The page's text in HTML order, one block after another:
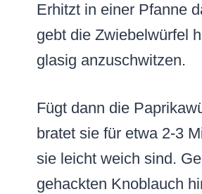
Erhitzt in einer Pfanne
gebt die Zwiebelwürfel
glasig anzuschwitzen.
Fügt dann die
bratet sie für etwa 2-3
sie leicht weich sind.
gehackten Knoblauch